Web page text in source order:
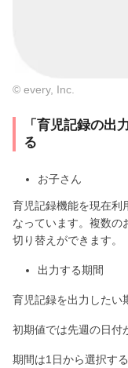
© every, Inc.
「育児記録の出
る
お子さん
育児記録機能を現在利
なっています。複数の
切り替えができます。
出力する期間
育児記録を出力したい
初期値では先週の日付
期間は1日から選択す